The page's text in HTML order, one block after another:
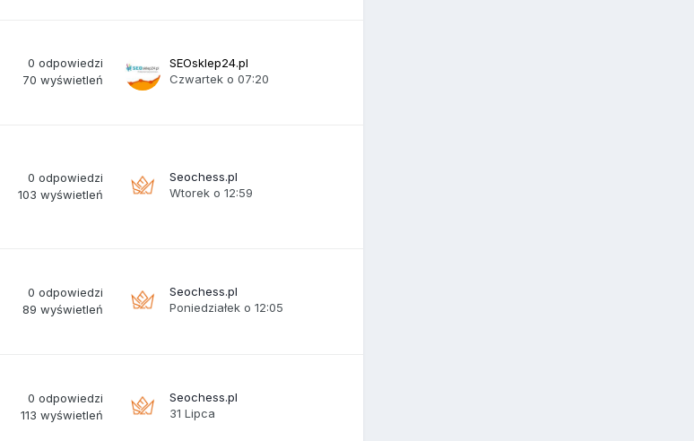
0 odpowiedzi
70 wyświetleń
SEOsklep24.pl
Czwartek o 07:20
0 odpowiedzi
103 wyświetleń
Seochess.pl
Wtorek o 12:59
0 odpowiedzi
89 wyświetleń
Seochess.pl
Poniedziałek o 12:05
0 odpowiedzi
113 wyświetleń
Seochess.pl
31 Lipca